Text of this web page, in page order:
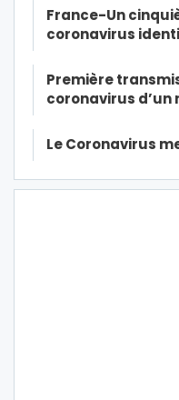
France-Un
coronavirus
Première
coronavirus
Le Coronavirus